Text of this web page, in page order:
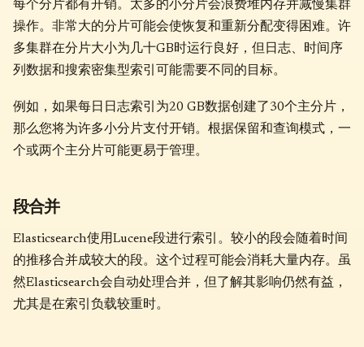
每个分片都有开销。太多的小分片会浪费堆内存并减慢集群
操作。非常大的分片可能会使恢复和重新分配变得困难。许
多集群在分片大小为几十GB时运行良好，但日志、时间序
列数据和搜索密集型索引可能需要不同的目标。
例如，如果每日日志索引为20 GB数据创建了30个主分片，
那么您将为许多小分片支付开销。根据保留和查询模式，一
个或两个主分片可能更易于管理。
段合并
Elasticsearch使用Lucene段进行索引。较小的段会随着时间
的推移合并成较大的段。这个过程可能会消耗大量内存。虽
然Elasticsearch会自动处理合并，但了解其影响仍然有益，
尤其是在索引负载较重时。